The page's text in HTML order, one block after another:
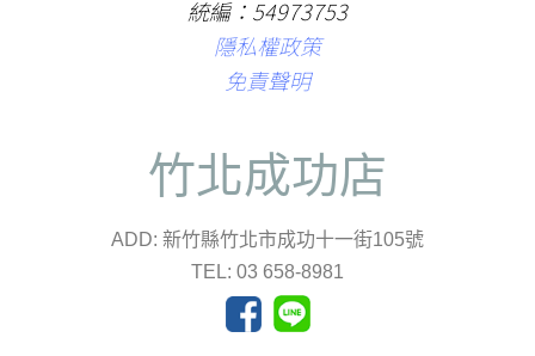
統編：54973753
隱私權政策
免責聲明
竹北成功店
ADD: 新竹縣竹北市成功十一街105號
TEL: 03 658-8981